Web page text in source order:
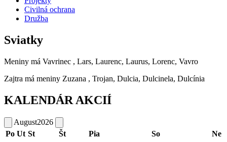
Civilná ochrana
Družba
Sviatky
Meniny má Vavrinec , Lars, Laurenc, Laurus, Lorenc, Vavro
Zajtra má meniny Zuzana , Trojan, Dulcia, Dulcinela, Dulcínia
KALENDÁR AKCIÍ
August2026
Po Ut St Št Pia So
Ne